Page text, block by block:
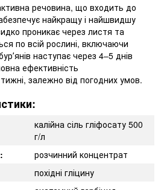
речовина, що входить до
найкращу і найшвидшу
проникає через листя та
по всій рослині, включаючи
наступає через 4–5 днів
ефективність
залежно від погодних умов.
калійна сіль гліфосату 500
г/л
розчинний концентрат
похідні гліцину